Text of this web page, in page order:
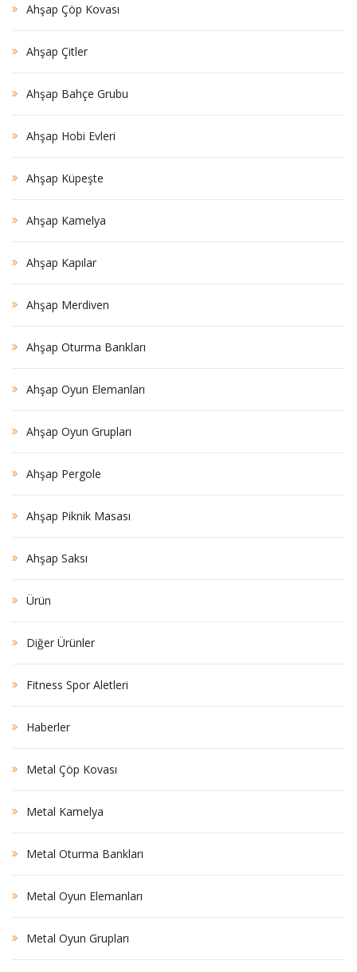
Ahşap Çöp Kovası
Ahşap Çitler
Ahşap Bahçe Grubu
Ahşap Hobi Evleri
Ahşap Küpeşte
Ahşap Kamelya
Ahşap Kapılar
Ahşap Merdiven
Ahşap Oturma Bankları
Ahşap Oyun Elemanları
Ahşap Oyun Grupları
Ahşap Pergole
Ahşap Piknik Masası
Ahşap Saksı
Ürün
Diğer Ürünler
Fitness Spor Aletleri
Haberler
Metal Çöp Kovası
Metal Kamelya
Metal Oturma Bankları
Metal Oyun Elemanları
Metal Oyun Grupları